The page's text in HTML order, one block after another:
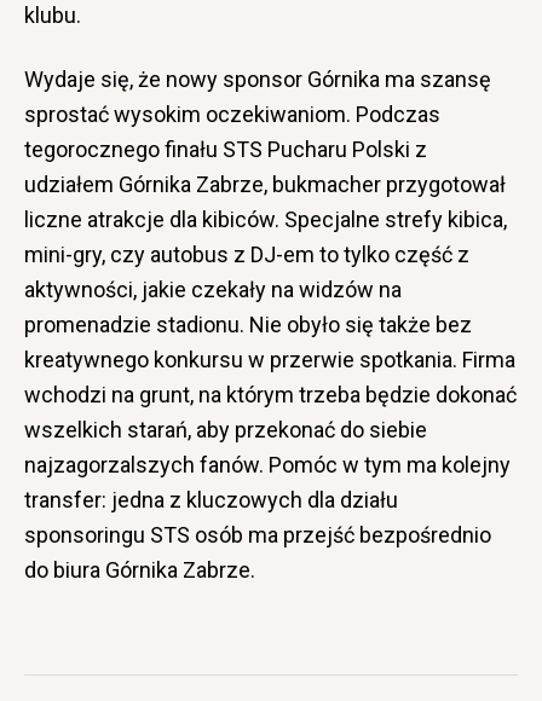
klubu.
Wydaje się, że nowy sponsor Górnika ma szansę
sprostać wysokim oczekiwaniom. Podczas
tegorocznego finału STS Pucharu Polski z
udziałem Górnika Zabrze, bukmacher przygotował
liczne atrakcje dla kibiców. Specjalne strefy kibica,
mini-gry, czy autobus z DJ-em to tylko część z
aktywności, jakie czekały na widzów na
promenadzie stadionu. Nie obyło się także bez
kreatywnego konkursu w przerwie spotkania. Firma
wchodzi na grunt, na którym trzeba będzie dokonać
wszelkich starań, aby przekonać do siebie
najzagorzalszych fanów. Pomóc w tym ma kolejny
transfer: jedna z kluczowych dla działu
sponsoringu STS osób ma przejść bezpośrednio
do biura Górnika Zabrze.